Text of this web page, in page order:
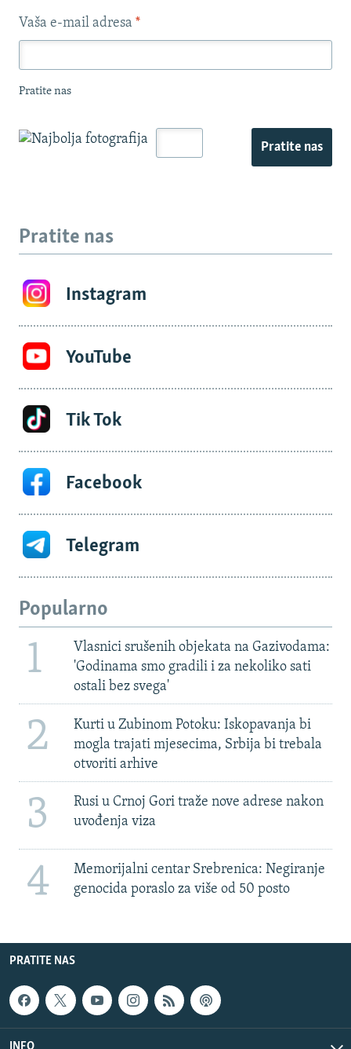
Vaša e-mail adresa *
Pratite nas
Pratite nas
Pratite nas
Instagram
YouTube
Tik Tok
Facebook
Telegram
Popularno
1
Vlasnici srušenih objekata na Gazivodama:
'Godinama smo gradili i za nekoliko sati
ostali bez svega'
2
Kurti u Zubinom Potoku: Iskopavanja bi
mogla trajati mjesecima, Srbija bi trebala
otvoriti arhive
3
Rusi u Crnoj Gori traže nove adrese nakon
uvođenja viza
4
Memorijalni centar Srebrenica: Negiranje
genocida poraslo za više od 50 posto
PRATITE NAS